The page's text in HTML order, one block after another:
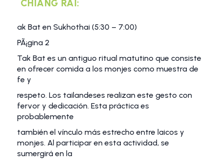
CHIANG RAI:
ak Bat en Sukhothai (5:30 – 7:00)
PÃ¡gina 2
Tak Bat es un antiguo ritual matutino que consiste
en ofrecer comida a los monjes como muestra de
fe y
respeto. Los tailandeses realizan este gesto con
fervor y dedicación. Esta práctica es
probablemente
también el vínculo más estrecho entre laicos y
monjes. Al participar en esta actividad, se
sumergirá en la